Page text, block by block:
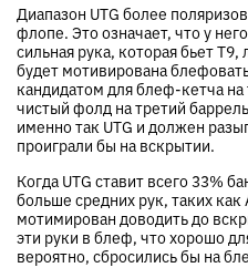
Диапазон UTG более
флопе. Это означает, что у
сильная рука, которая бьет
будет мотивирована
кандидатом для блеф-кетча на
чистый фолд на третий
именно так UTG и должен
проиграли бы на вскрытии.
Когда UTG ставит всего 33%
больше средних рук, таких
мотимирован доводить до
эти руки в блеф, что хорошо
вероятно, сбросились бы на